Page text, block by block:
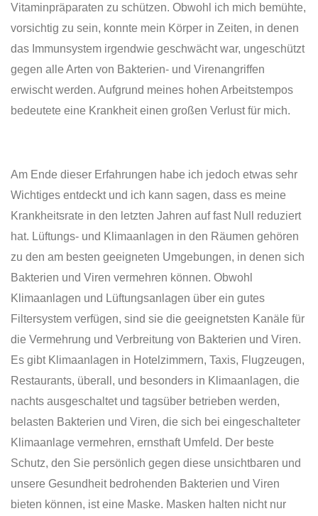
Vitaminpräparaten zu schützen. Obwohl ich mich bemühte,
vorsichtig zu sein, konnte mein Körper in Zeiten, in denen
das Immunsystem irgendwie geschwächt war, ungeschützt
gegen alle Arten von Bakterien- und Virenangriffen
erwischt werden. Aufgrund meines hohen Arbeitstempos
bedeutete eine Krankheit einen großen Verlust für mich.
Am Ende dieser Erfahrungen habe ich jedoch etwas sehr
Wichtiges entdeckt und ich kann sagen, dass es meine
Krankheitsrate in den letzten Jahren auf fast Null reduziert
hat. Lüftungs- und Klimaanlagen in den Räumen gehören
zu den am besten geeigneten Umgebungen, in denen sich
Bakterien und Viren vermehren können. Obwohl
Klimaanlagen und Lüftungsanlagen über ein gutes
Filtersystem verfügen, sind sie die geeignetsten Kanäle für
die Vermehrung und Verbreitung von Bakterien und Viren.
Es gibt Klimaanlagen in Hotelzimmern, Taxis, Flugzeugen,
Restaurants, überall, und besonders in Klimaanlagen, die
nachts ausgeschaltet und tagsüber betrieben werden,
belasten Bakterien und Viren, die sich bei eingeschalteter
Klimaanlage vermehren, ernsthaft Umfeld. Der beste
Schutz, den Sie persönlich gegen diese unsichtbaren und
unsere Gesundheit bedrohenden Bakterien und Viren
bieten können, ist eine Maske. Masken halten nicht nur